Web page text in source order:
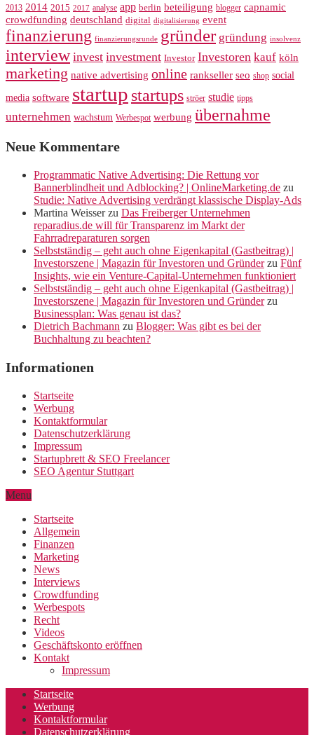
2013 2014 2015 2017 analyse app berlin beteiligung blogger capnamic
crowdfunding deutschland digital digitalisierung event
finanzierung finanzierungsrunde gründer gründung insolvenz
interview invest investment Investor Investoren kauf köln
marketing native advertising online rankseller seo shop social
media software startup startups ströer studie tipps
unternehmen wachstum Werbespot werbung übernahme
Neue Kommentare
Programmatic Native Advertising: Die Rettung vor
Bannerblindheit und Adblocking? | OnlineMarketing.de zu
Studie: Native Advertising verdrängt klassische Display-Ads
Martina Weisserzu Das Freiberger Unternehmen
reparadius.de will für Transparenz im Markt der
Fahrradreparaturen sorgen
Selbstständig – geht auch ohne Eigenkapital (Gastbeitrag) |
Investorszene | Magazin für Investoren und Gründerzu Fünf
Insights, wie ein Venture-Capital-Unternehmen funktioniert
Selbstständig – geht auch ohne Eigenkapital (Gastbeitrag) |
Investorszene | Magazin für Investoren und Gründerzu
Businessplan: Was genau ist das?
Dietrich Bachmann zu Blogger: Was gibt es bei der
Buchhaltung zu beachten?
Informationen
Startseite
Werbung
Kontaktformular
Datenschutzerklärung
Impressum
Startupbrett & SEO Freelancer
SEO Agentur Stuttgart
Menu
Startseite
Allgemein
Finanzen
Marketing
News
Interviews
Crowdfunding
Werbespots
Recht
Videos
Geschäftskonto eröffnen
Kontakt
Impressum
Startseite
Werbung
Kontaktformular
Datenschutzerklärung